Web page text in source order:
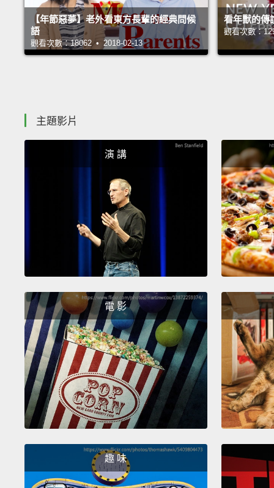
【年節惡夢】老外看東方長輩的經典問候
語
觀看次數：18062 • 2018-02-13
看年獸的傳
觀看次數：
主題影片
演 講
電 影
趣 味